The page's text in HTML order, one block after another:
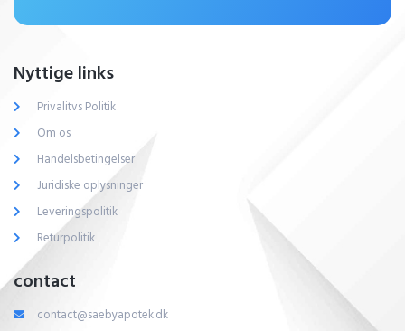
Nyttige links
Privalitvs Politik
Om os
Handelsbetingelser
Juridiske oplysninger
Leveringspolitik
Returpolitik
contact
contact@saebyapotek.dk